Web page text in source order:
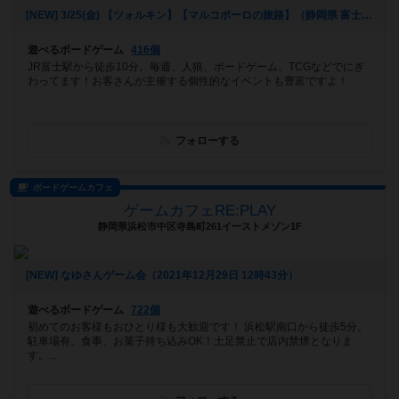
[NEW] 3/25(金) 【ツォルキン】【マルコポーロの旅路】（静岡県 富士市 ゲームスペースあなーば）（2022年03月17日 21時11分）
遊べるボードゲーム
416個
JR富士駅から徒歩10分。毎週、人狼、ボードゲーム、TCGなどでにぎ
わってます！お客さんが主催する個性的なイベントも豊富ですよ！
フォローする
ボードゲームカフェ
ゲームカフェRE:PLAY
静岡県浜松市中区寺島町261イーストメゾン1F
[NEW] なゆさんゲーム会（2021年12月29日 12時43分）
遊べるボードゲーム
722個
初めてのお客様もおひとり様も大歓迎です！ 浜松駅南口から徒歩5分。
駐車場有。食事、お菓子持ち込みOK！土足禁止で店内禁煙となりま
す。...